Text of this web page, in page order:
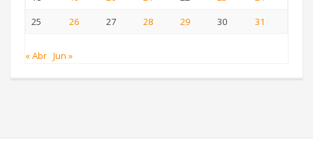
25
26 27 28 29 30 31
« Abr Jun »